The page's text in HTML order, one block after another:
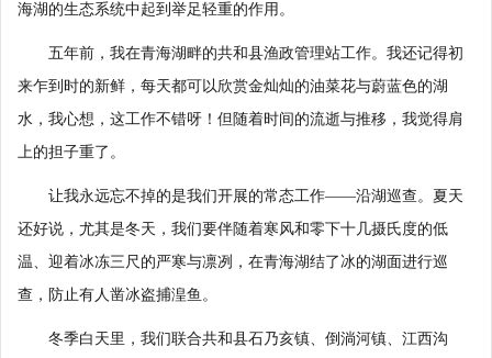
海湖的生态系统中起到举足轻重的作用。
五年前，我在青海湖畔的共和县渔政管理站工作。我还记得初
来乍到时的新鲜，每天都可以欣赏金灿灿的油菜花与蔚蓝色的湖
水，我心想，这工作不错呀！但随着时间的流逝与推移，我觉得肩
上的担子重了。
让我永远忘不掉的是我们开展的常态工作——沿湖巡查。夏天
还好说，尤其是冬天，我们要伴随着寒风和零下十几摄氏度的低
温、迎着冰冻三尺的严寒与凛冽，在青海湖结了冰的湖面进行巡
查，防止有人凿冰盗捕湟鱼。
冬季白天里，我们联合共和县石乃亥镇、倒淌河镇、江西沟